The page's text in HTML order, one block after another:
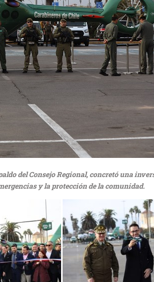
del Consejo Regional, concretó una
y la protección de la comunidad.